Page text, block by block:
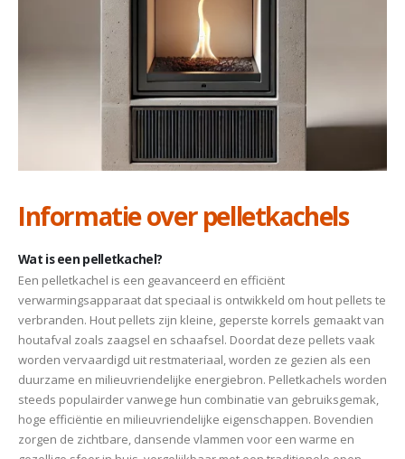
Informatie over pelletkachels
Wat is een pelletkachel?
Een pelletkachel is een geavanceerd en efficiënt
verwarmingsapparaat dat speciaal is ontwikkeld om hout pellets te
verbranden. Hout pellets zijn kleine, geperste korrels gemaakt van
houtafval zoals zaagsel en schaafsel. Doordat deze pellets vaak
worden vervaardigd uit restmateriaal, worden ze gezien als een
duurzame en milieuvriendelijke energiebron. Pelletkachels worden
steeds populairder vanwege hun combinatie van gebruiksgemak,
hoge efficiëntie en milieuvriendelijke eigenschappen. Bovendien
zorgen de zichtbare, dansende vlammen voor een warme en